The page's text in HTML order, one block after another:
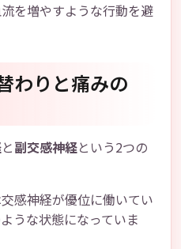
を増やすような行動を避
わりと痛みの
と副交感神経という2つの
感神経が優位に働いてい
うな状態になっていま